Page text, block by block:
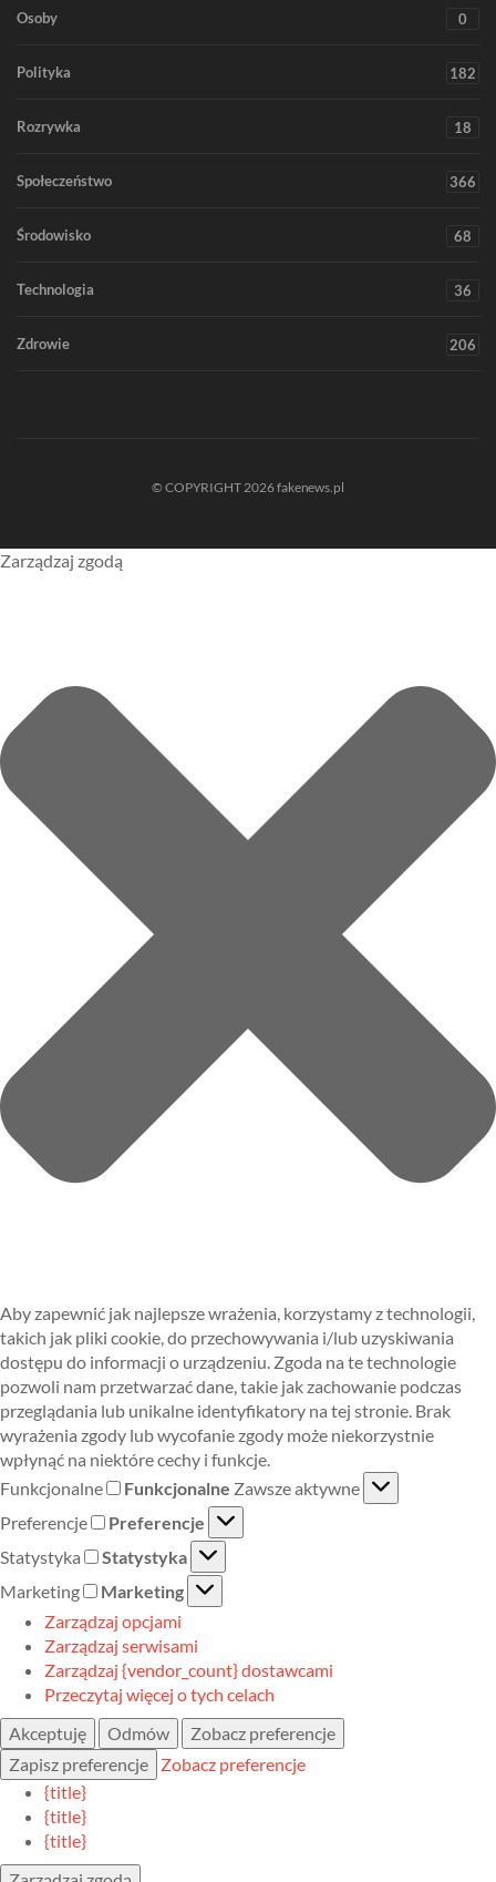
Osoby 0
Polityka 182
Rozrywka 18
Społeczeństwo 366
Środowisko 68
Technologia 36
Zdrowie 206
© COPYRIGHT 2026 fakenews.pl
Zarządzaj zgodą
Aby zapewnić jak najlepsze wrażenia, korzystamy z technologii,
takich jak pliki cookie, do przechowywania i/lub uzyskiwania
dostępu do informacji o urządzeniu. Zgoda na te technologie
pozwoli nam przetwarzać dane, takie jak zachowanie podczas
przeglądania lub unikalne identyfikatory na tej stronie. Brak
wyrażenia zgody lub wycofanie zgody może niekorzystnie
wpłynąć na niektóre cechy i funkcje.
Funkcjonalne
Funkcjonalne Zawsze aktywne
Preferencje
Preferencje
Statystyka
Statystyka
Marketing
Marketing
Zarządzaj opcjami
Zarządzaj serwisami
Zarządzaj {vendor_count} dostawcami
Przeczytaj więcej o tych celach
Akceptuję
Odmów
Zobacz preferencje
Zapisz preferencje
Zobacz preferencje
{title}
{title}
{title}